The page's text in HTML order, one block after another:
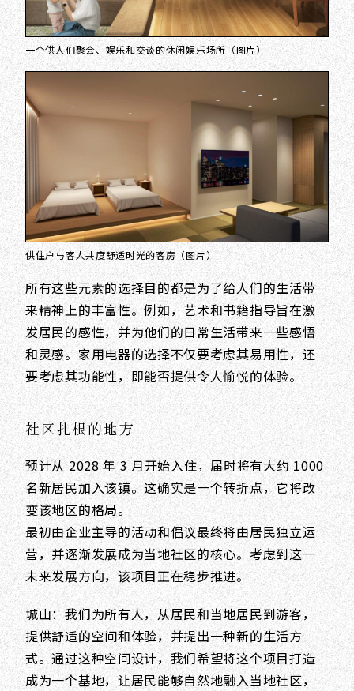
一个供人们聚会、娱乐和交谈的休闲娱乐场所（图片）
供住户与客人共度舒适时光的客房（图片）
所有这些元素的选择目的都是为了给人们的生活带
来精神上的丰富性。例如，艺术和书籍指导旨在激
发居民的感性，并为他们的日常生活带来一些感悟
和灵感。家用电器的选择不仅要考虑其易用性，还
要考虑其功能性，即能否提供令人愉悦的体验。
社区扎根的地方
预计从 2028 年 3 月开始入住，届时将有大约 1000
名新居民加入该镇。这确实是一个转折点，它将改
变该地区的格局。
最初由企业主导的活动和倡议最终将由居民独立运
营，并逐渐发展成为当地社区的核心。考虑到这一
未来发展方向，该项目正在稳步推进。
城山：我们为所有人，从居民和当地居民到游客，
提供舒适的空间和体验，并提出一种新的生活方
式。通过这种空间设计，我们希望将这个项目打造
成为一个基地，让居民能够自然地融入当地社区，